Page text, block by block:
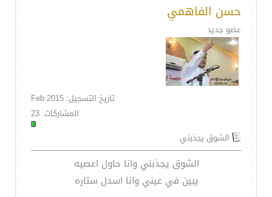
حسن الفاهمي
عضو جديد
تاريخ التسجيل: Feb 2015
المشاركات: 23
الشوق يجذبني
الشوق يجذبني وانا حاول اعصيه
يبين في عيني وانا اسدل ستاره